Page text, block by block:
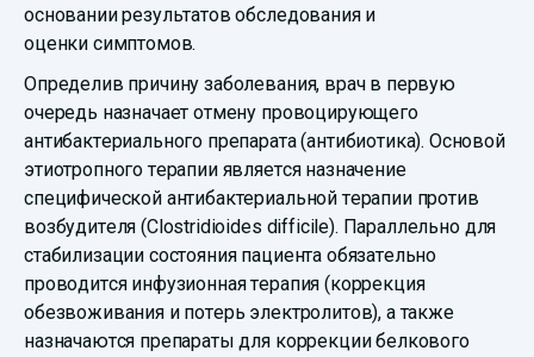
основании результатов обследования и
оценки симптомов.
Определив причину заболевания, врач в первую
очередь назначает отмену провоцирующего
антибактериального препарата (антибиотика). Основой
этиотропного терапии является назначение
специфической антибактериальной терапии против
возбудителя (Clostridioides difficile). Параллельно для
стабилизации состояния пациента обязательно
проводится инфузионная терапия (коррекция
обезвоживания и потерь электролитов), а также
назначаются препараты для коррекции белкового